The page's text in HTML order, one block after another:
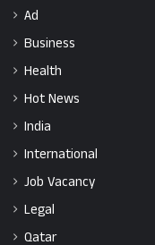
Ad
Business
Health
Hot News
India
International
Job Vacancy
Legal
Qatar